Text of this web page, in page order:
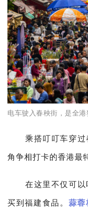
电车驶入春秧街，是全港
乘搭叮叮车穿
角争相打卡的香港最
在这里不仅可
买到福建食品。 蒜蓉